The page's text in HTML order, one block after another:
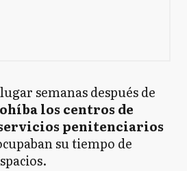
semanas después de
los centros de
penitenciarios
su tiempo de